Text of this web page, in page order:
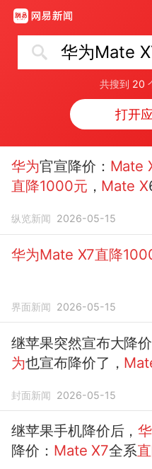
华为Mate
共搜到 20
打开
华为官宣降价： Mate
直降1000元 ， Mate X
期分...
纵览新闻 2026-05-15
华为Mate X7直降
界面新闻 2026-05-15
继苹果突然宣布大降价
为也宣布降价了，
300...
封面新闻 2026-05-15
继苹果手机降价后，
降价： Mate X7全系